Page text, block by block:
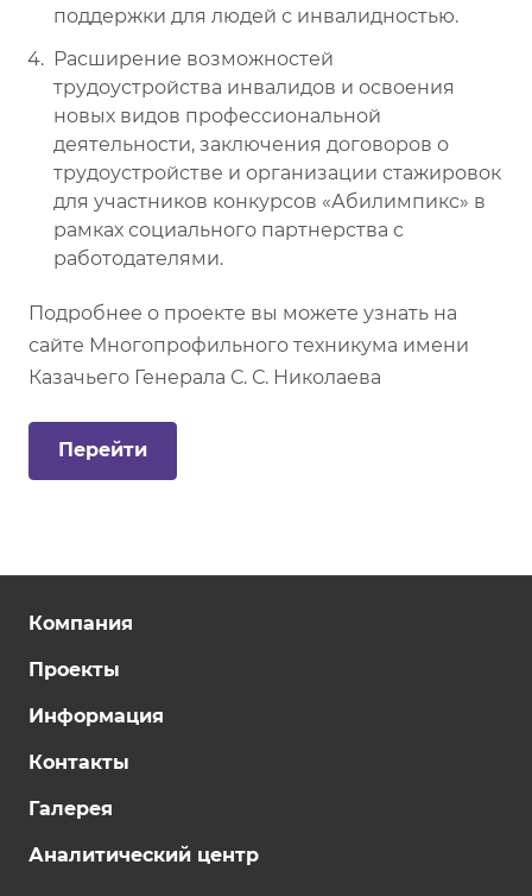
поддержки для людей с инвалидностью.
Расширение возможностей
трудоустройства инвалидов и освоения
новых видов профессиональной
деятельности, заключения договоров о
трудоустройстве и организации стажировок
для участников конкурсов «Абилимпикс» в
рамках социального партнерства с
работодателями.
Подробнее о проекте вы можете узнать на
сайте Многопрофильного техникума имени
Казачьего Генерала С. С. Николаева
Компания
Проекты
Информация
Контакты
Галерея
Аналитический центр